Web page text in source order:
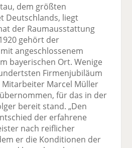
dem größten
Deutschlands, liegt
der Raumausstattung
gehört der
angeschlossenem
bayerischen Ort. Wenige
Firmenjubiläum
Marcel Müller
für das in der
bereit stand. „Den
der erfahrene
nach reiflicher
er die Konditionen der